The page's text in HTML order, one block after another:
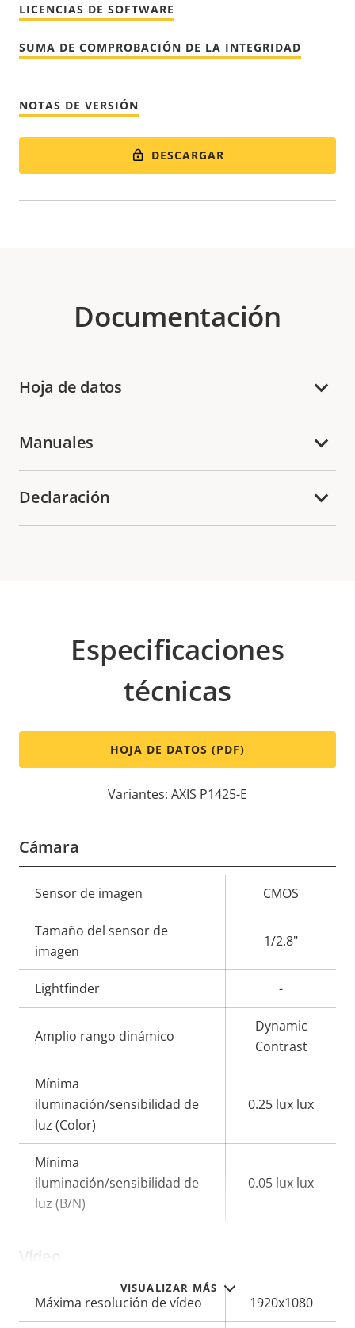
LICENCIAS DE SOFTWARE
SUMA DE COMPROBACIÓN DE LA INTEGRIDAD
NOTAS DE VERSIÓN
DESCARGAR
Documentación
Hoja de datos
Manuales
Declaración
VISUALIZAR MÁS
Especificaciones
técnicas
HOJA DE DATOS (PDF)
Variantes: AXIS P1425-E
Cámara
Descripción
de
propiedad
la
propiedad
Sensor de imagen CMOS
Tamaño del sensor de
imagen
1/2.8"
Lightfinder -
Amplio rango dinámico
Dynamic
Contrast
Mínima
iluminación/sensibilidad de
luz (Color)
0.25 lux lux
Mínima
iluminación/sensibilidad de
luz (B/N)
0.05 lux lux
Vídeo
Descripción
de
Valor de
la
Máxima resolución de vídeo 1920x1080